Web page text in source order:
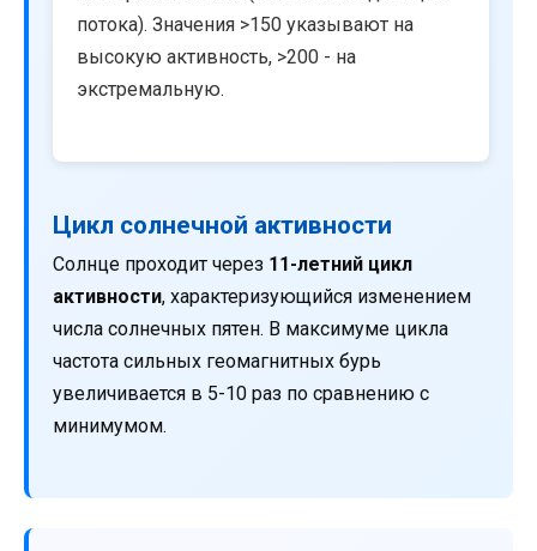
потока). Значения >150 указывают на
высокую активность, >200 - на
экстремальную.
Цикл солнечной активности
Солнце проходит через 11-летний цикл
активности, характеризующийся изменением
числа солнечных пятен. В максимуме цикла
частота сильных геомагнитных бурь
увеличивается в 5-10 раз по сравнению с
минимумом.